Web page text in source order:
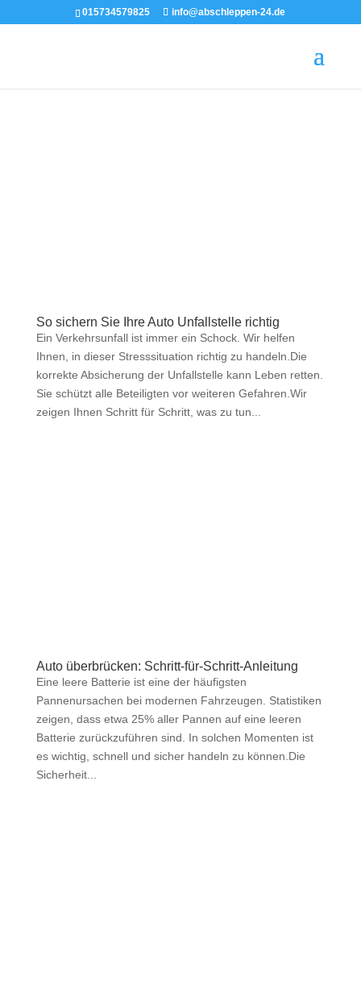
015734579825 info@abschleppen-24.de
So sichern Sie Ihre Auto Unfallstelle richtig
Ein Verkehrsunfall ist immer ein Schock. Wir helfen
Ihnen, in dieser Stresssituation richtig zu handeln.Die
korrekte Absicherung der Unfallstelle kann Leben retten.
Sie schützt alle Beteiligten vor weiteren Gefahren.Wir
zeigen Ihnen Schritt für Schritt, was zu tun...
Auto überbrücken: Schritt-für-Schritt-Anleitung
Eine leere Batterie ist eine der häufigsten
Pannenursachen bei modernen Fahrzeugen. Statistiken
zeigen, dass etwa 25% aller Pannen auf eine leeren
Batterie zurückzuführen sind. In solchen Momenten ist
es wichtig, schnell und sicher handeln zu können.Die
Sicherheit...